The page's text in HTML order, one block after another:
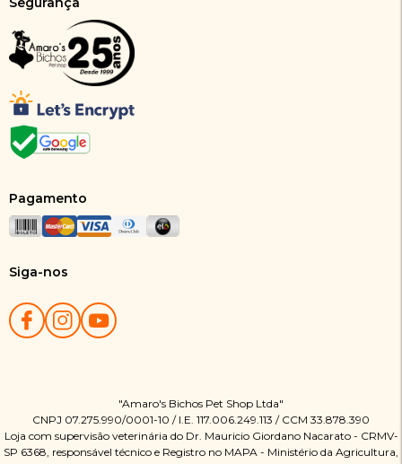
Pagamento
Siga-nos
"Amaro's Bichos Pet Shop Ltda"
CNPJ 07.275.990/0001-10 / I.E. 117.006.249.113 / CCM 33.878.390
Loja com supervisão veterinária do Dr. Mauricio Giordano Nacarato - CRMV-
SP 6368, responsável técnico e Registro no MAPA - Ministério da Agricultura,